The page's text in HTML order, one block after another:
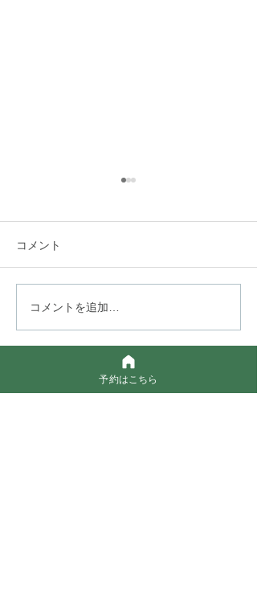
細くてうねりやすい髪
に。カラーを続けながら
自然なストレートへ
コメント
コメントを追加…
予約はこちら